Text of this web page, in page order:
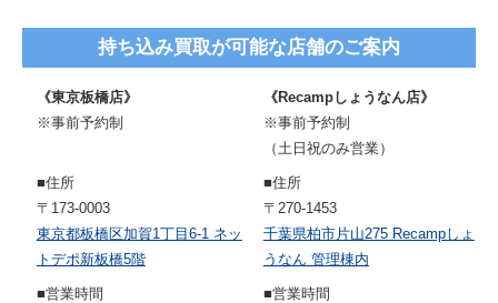
持ち込み買取が可能な店舗のご案内
《東京板橋店》
※事前予約制
■住所
〒173-0003
東京都板橋区加賀1丁目6-1 ネッ
トデポ新板橋5階
■営業時間
《Recampしょうなん店》
※事前予約制
（土日祝のみ営業）
■住所
〒270-1453
千葉県柏市片山275 Recampしょ
うなん 管理棟内
■営業時間